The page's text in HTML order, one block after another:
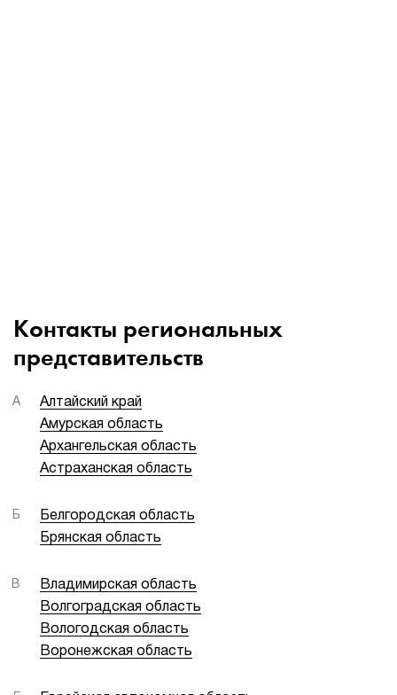
Контакты региональных
представительств
А
Алтайский край
Амурская область
Архангельская область
Астраханская область
Б
Белгородская область
Брянская область
В
Владимирская область
Волгоградская область
Вологодская область
Воронежская область